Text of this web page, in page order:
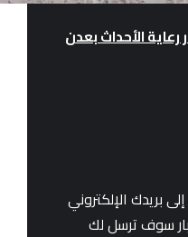
الأحداث بعدن
بريدك الإلكتروني
سوف ترسل لك